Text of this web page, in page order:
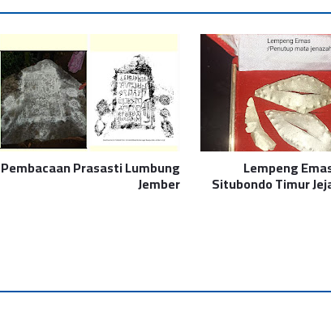
Lempeng
Situbondo Timur
Pembacaan Prasasti Lumbung
Jember